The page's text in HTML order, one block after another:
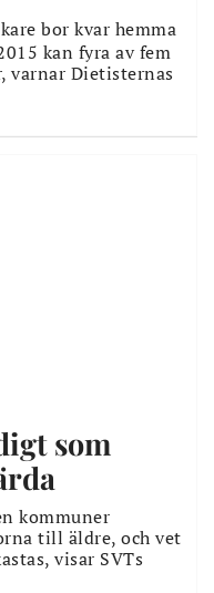
du får fram genom att
i kvadrat: Exempel: 75
bor kvar hemma
kan fyra av fem
varnar Dietisternas
som
kommuner
till äldre, och vet
visar SVTs